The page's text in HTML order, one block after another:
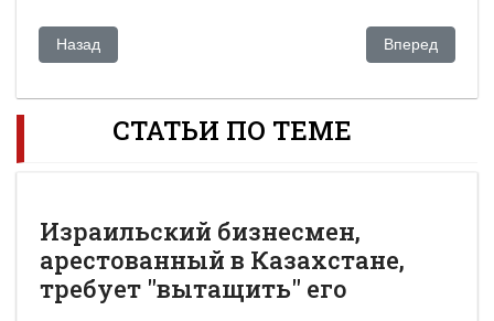
Предыдущий: Финпол отказывается заводить дело на
Назад Следующий:
Вперед
СТАТЬИ ПО ТЕМЕ
Израильский бизнесмен,
арестованный в Казахстане,
требует "вытащить" его